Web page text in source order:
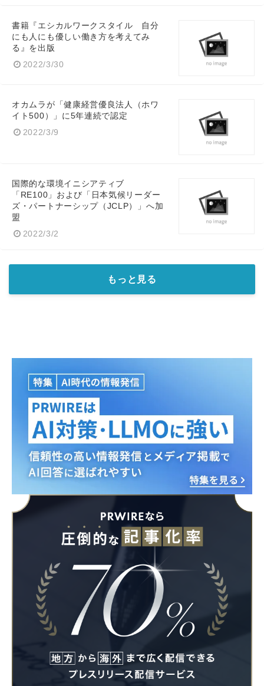
書籍『エシカルワークスタイル 自分
にも人にも優しい働き方を考えてみ
る』を出版
2022/3/30
オカムラが「健康経営優良法人（ホワ
イト500）」に5年連続で認定
2022/3/9
国際的な環境イニシアティブ
「RE100」および「日本気候リーダー
ズ・パートナーシップ（JCLP）」へ加
盟
2022/3/2
もっと見る